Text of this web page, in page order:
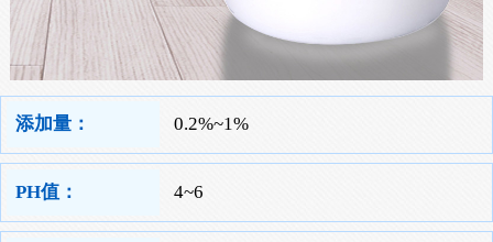
添加量： 0.2%~1%
PH值： 4~6